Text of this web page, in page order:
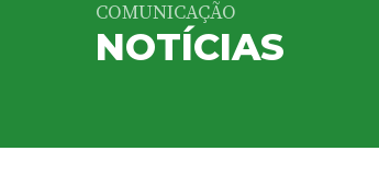
COMUNICAÇÃO
NOTÍCIAS